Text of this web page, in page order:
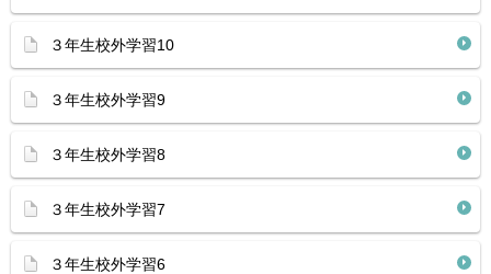
３年生校外学習10
３年生校外学習9
３年生校外学習8
３年生校外学習7
３年生校外学習6